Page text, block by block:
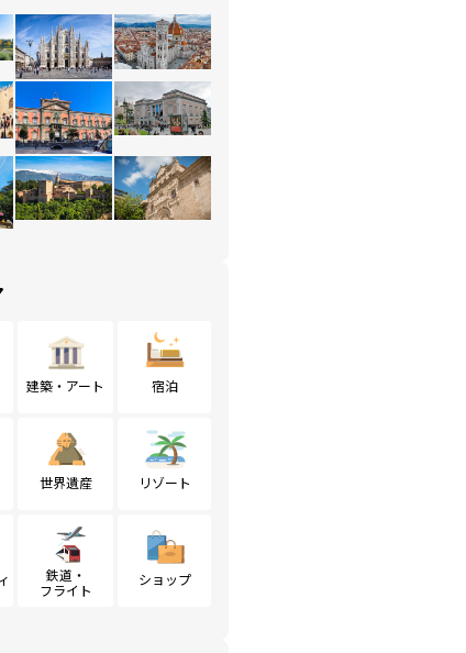
建築・アート 宿泊
世界遺産 リゾート
鉄道・
フライト
ショップ